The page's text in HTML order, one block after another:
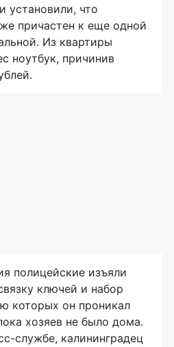
установили, что
причастен к еще одной
Из квартиры
ноутбук, причинив
полицейские изъяли
ключей и набор
которых он проникал
хозяев не было дома.
службе, калининградец